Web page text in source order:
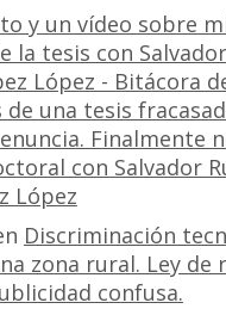
y un vídeo sobre
la tesis con
López - Bitácora
de una tesis
Finalmente
con Salvador
López
Discriminación
zona rural. Ley de
confusa.